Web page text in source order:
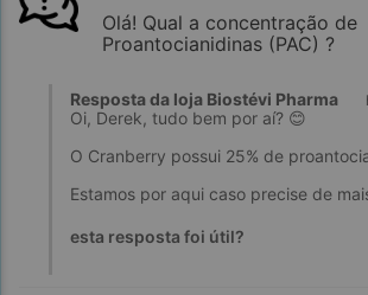
Olá! Qual a concentração de
Proantocianidinas (PAC) ?
Resposta da loja Biostévi Pharma
Oi, Derek, tudo bem por aí? 😊
O Cranberry possui 25% de
Estamos por aqui caso precise de
esta resposta foi útil?